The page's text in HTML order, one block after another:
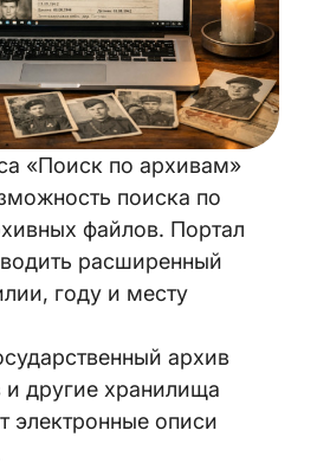
«Поиск по архивам»
поиска по
файлов. Портал
расширенный
году и месту
архив
и другие хранилища
электронные описи